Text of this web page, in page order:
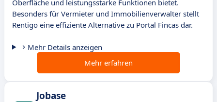
Oberfläche und leistungsstarke Funktionen bietet.
Besonders für Vermieter und Immobilienverwalter stellt
Rentigo eine effiziente Alternative zu Portal Fincas dar.
Mehr Details anzeigen
Mehr erfahren
Jobase